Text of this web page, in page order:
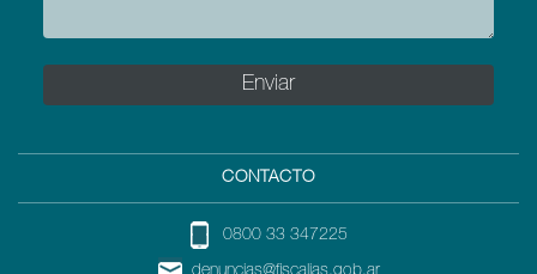
CONTACTO
0800 33 347225